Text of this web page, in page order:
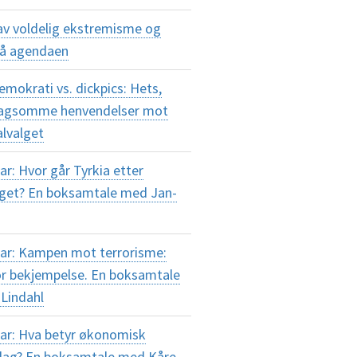
voldelig ekstremisme og
agendaen
vs. dickpics: Hets,
henvendelser mot
Hvor går Tyrkia etter
En boksamtale med Jan-
Kampen mot terrorisme:
bekjempelse. En boksamtale
Hva betyr økonomisk